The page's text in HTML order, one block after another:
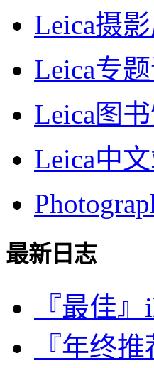
Leica摄
Leica专
Leica图
Leica中
最新日志
『最佳
『年终